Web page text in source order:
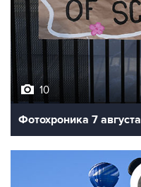
10
Фотохроника 7 августа